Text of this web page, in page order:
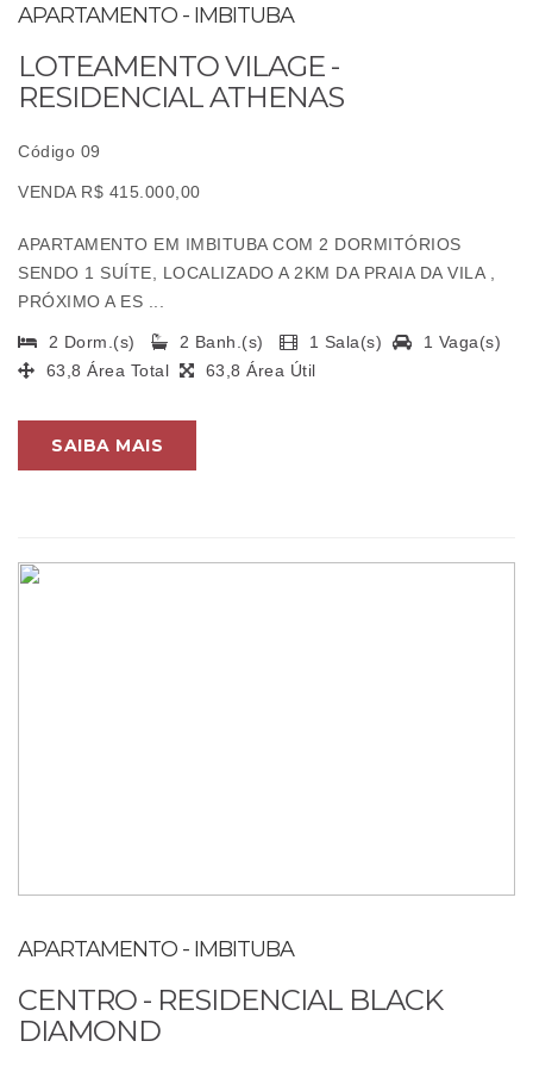
APARTAMENTO - IMBITUBA
LOTEAMENTO VILAGE -
RESIDENCIAL ATHENAS
Código 09
VENDA R$ 415.000,00
APARTAMENTO EM IMBITUBA COM 2 DORMITÓRIOS
SENDO 1 SUÍTE, LOCALIZADO A 2KM DA PRAIA DA VILA ,
PRÓXIMO A ES ...
2 Dorm.(s) 2 Banh.(s) 1 Sala(s)
1 Vaga(s)
63,8 Área Total
63,8 Área Útil
SAIBA MAIS
APARTAMENTO - IMBITUBA
CENTRO - RESIDENCIAL BLACK
DIAMOND